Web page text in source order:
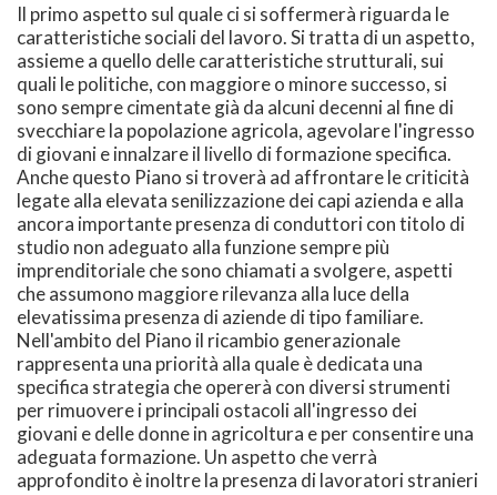
Il primo aspetto sul quale ci si soffermerà riguarda le
caratteristiche sociali del lavoro. Si tratta di un aspetto,
assieme a quello delle caratteristiche strutturali, sui
quali le politiche, con maggiore o minore successo, si
sono sempre cimentate già da alcuni decenni al fine di
svecchiare la popolazione agricola, agevolare l'ingresso
di giovani e innalzare il livello di formazione specifica.
Anche questo Piano si troverà ad affrontare le criticità
legate alla elevata senilizzazione dei capi azienda e alla
ancora importante presenza di conduttori con titolo di
studio non adeguato alla funzione sempre più
imprenditoriale che sono chiamati a svolgere, aspetti
che assumono maggiore rilevanza alla luce della
elevatissima presenza di aziende di tipo familiare.
Nell'ambito del Piano il ricambio generazionale
rappresenta una priorità alla quale è dedicata una
specifica strategia che opererà con diversi strumenti
per rimuovere i principali ostacoli all'ingresso dei
giovani e delle donne in agricoltura e per consentire una
adeguata formazione. Un aspetto che verrà
approfondito è inoltre la presenza di lavoratori stranieri